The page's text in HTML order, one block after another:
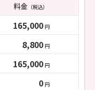
料金（税込）
165,000 円
8,800 円
165,000 円
0 円